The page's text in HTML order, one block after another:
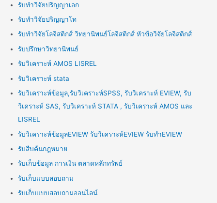
รับทำวิจัยปริญญาเอก
รับทำวิจัยปริญญาโท
รับทำวิจัยโลจิสติกส์ วิทยานิพนธ์โลจิสติกส์ หัวข้อวิจัยโลจิสติกส์
รับปรึกษาวิทยานิพนธ์
รับวิเคราะห์ AMOS LISREL
รับวิเคราะห์ stata
รับวิเคราะห์ข้อมูล,รับวิเคราะห์SPSS, รับวิเคราะห์ EVIEW, รับ
วิเคราะห์ SAS, รับวิเคราะห์ STATA , รับวิเคราะห์ AMOS และ
LISREL
รับวิเคราะห์ข้อมูลEVIEW รับวิเคราะห์EVIEW รับทำEVIEW
รับสืบค้นกฎหมาย
รับเก็บข้อมูล การเงิน ตลาดหลักทรัพย์
รับเก็บแบบสอบถาม
รับเก็บแบบสอบถามออนไลน์